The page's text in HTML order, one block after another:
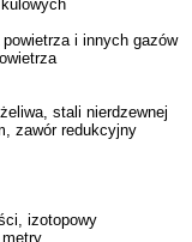
i innych gazów
stali nierdzewnej
zawór redukcyjny
izotopowy